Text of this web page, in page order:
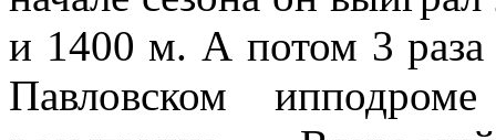
и 1400 м. А потом 3
Павловском